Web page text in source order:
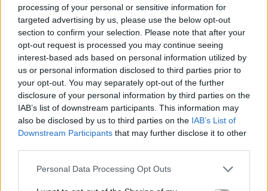
processing of your personal or sensitive information for
targeted advertising by us, please use the below opt-out
section to confirm your selection. Please note that after your
opt-out request is processed you may continue seeing
interest-based ads based on personal information utilized by
us or personal information disclosed to third parties prior to
your opt-out. You may separately opt-out of the further
disclosure of your personal information by third parties on the
IAB’s list of downstream participants. This information may
also be disclosed by us to third parties on the IAB’s List of
Downstream Participants that may further disclose it to other
Personal Data Processing Opt Outs
Motor Oil: Δωρεά πυροσβεστικών οχημάτων και
εξοπλισμού στον δήμο Αγίου Βασιλείου
NEWSROOM 6.8.2026
WEB TV